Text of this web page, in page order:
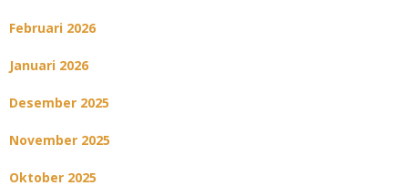
Februari 2026
Januari 2026
Desember 2025
November 2025
Oktober 2025